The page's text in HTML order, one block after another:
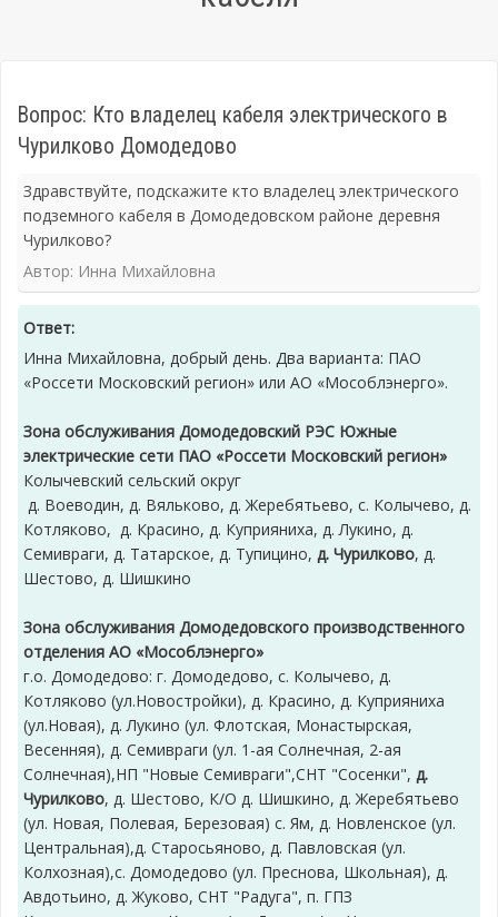
Вопрос: Кто владелец кабеля электрического в
Чурилково Домодедово
Здравствуйте, подскажите кто владелец электрического
подземного кабеля в Домодедовском районе деревня
Чурилково?
Автор: Инна Михайловна
Ответ:
Инна Михайловна, добрый день. Два варианта: ПАО
«Россети Московский регион» или АО «Мособлэнерго».
Зона обслуживания Домодедовский РЭС Южные
электрические сети ПАО «Россети Московский регион»
Колычевский сельский округ
д. Воеводин, д. Вяльково, д. Жеребятьево, с. Колычево, д.
Котляково, д. Красино, д. Куприяниха, д. Лукино, д.
Семивраги, д. Татарское, д. Тупицино, д. Чурилково, д.
Шестово, д. Шишкино
Зона обслуживания Домодедовского производственного
отделения АО «Мособлэнерго»
г.о. Домодедово: г. Домодедово, с. Колычево, д.
Котляково (ул.Новостройки), д. Красино, д. Куприяниха
(ул.Новая), д. Лукино (ул. Флотская, Монастырская,
Весенняя), д. Семивраги (ул. 1-ая Солнечная, 2-ая
Солнечная),НП "Новые Семивраги",СНТ "Сосенки", д.
Чурилково, д. Шестово, К/О д. Шишкино, д. Жеребятьево
(ул. Новая, Полевая, Березовая) с. Ям, д. Новленское (ул.
Центральная),д. Старосьяново, д. Павловская (ул.
Колхозная),с. Домодедово (ул. Преснова, Школьная), д.
Авдотьино, д. Жуково, СНТ "Радуга", п. ГПЗ